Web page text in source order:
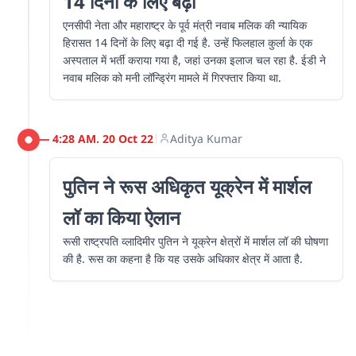
एनसीपी नेता और महाराष्ट्र के पूर्व मंत्री नवाब मलिक की न्यायिक
हिरासत 14 दिनों के लिए बढ़ा दी गई है. उन्हें फिलहाल कुर्ला के एक
अस्पताल में भर्ती कराया गया है, जहां उनका इलाज चल रहा है. ईडी ने
नवाब मलिक को मनी लॉन्ड्रिंग मामले में गिरफ्तार किया था.
4:28 AM. 20 Oct 22| Aditya Kumar
पुतिन ने रूस अधिकृत यूक्रेन में मार्शल
लॉ का किया ऐलान
रूसी राष्ट्रपति व्लादिमीर पुतिन ने यूक्रेन क्षेत्रों में मार्शल लॉ की घोषणा
की है. रूस का कहना है कि यह उसके अधिकार क्षेत्र में आता है.